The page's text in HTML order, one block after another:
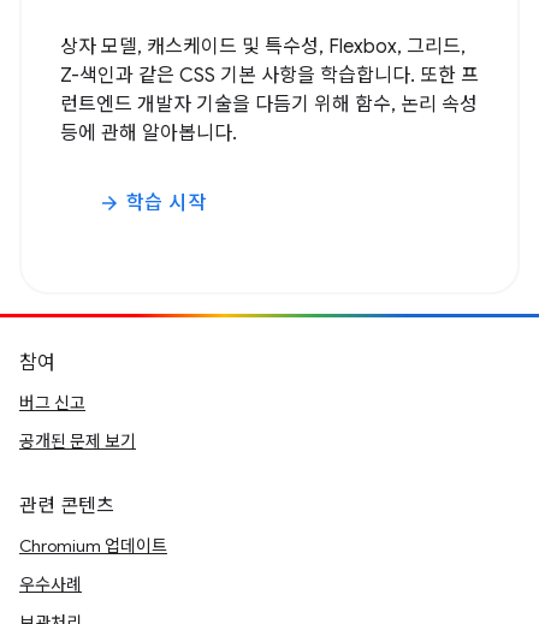
상자 모델, 캐스케이드 및 특수성, Flexbox, 그리드,
Z-색인과 같은 CSS 기본 사항을 학습합니다. 또한 프
런트엔드 개발자 기술을 다듬기 위해 함수, 논리 속성
등에 관해 알아봅니다.
arrow_forward 학습 시작
참여
버그 신고
공개된 문제 보기
관련 콘텐츠
Chromium 업데이트
우수사례